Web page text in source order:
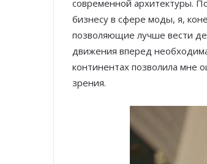
современной архитектуры.
бизнесу в сфере моды, я,
позволяющие лучше вести
движения вперед
континентах позволила мне
зрения.